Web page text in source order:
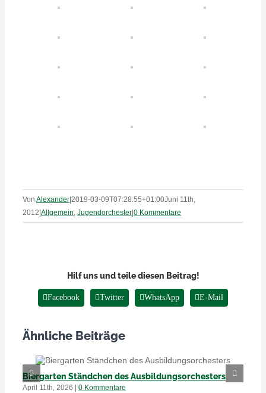
Von Alexander 2019-03-09T07:28:55+01:00Juni 11th,
2012 Allgemein, Jugendorchester 0 Kommentare
Hilf uns und teile diesen Beitrag!
Facebook Twitter WhatsApp E-Mail
Ähnliche Beiträge
Biergarten Ständchen des Ausbildungsorchesters
April 11th, 2026 0 Kommentare